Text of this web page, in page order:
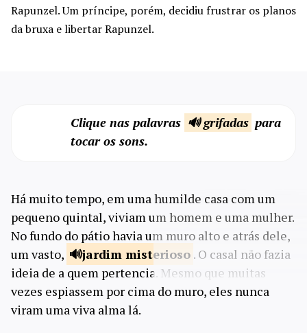
Rapunzel. Um príncipe, porém, decidiu frustrar os planos
da bruxa e libertar Rapunzel.
Clique nas palavras 🔊 grifadas para
tocar os sons.
Há muito tempo, em uma humilde casa com um
pequeno quintal, viviam um homem e uma mulher.
No fundo do pátio havia um muro alto e atrás dele,
um vasto,
jardim misterioso . O casal não fazia
ideia de a quem pertencia. Mesmo que muitas
vezes espiassem por cima do muro, eles nunca
viram uma viva alma lá.